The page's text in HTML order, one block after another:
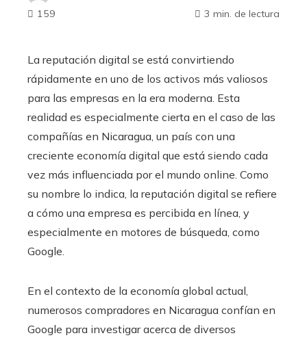
159
3 min. de lectura
La reputación digital se está convirtiendo
rápidamente en uno de los activos más valiosos
para las empresas en la era moderna. Esta
realidad es especialmente cierta en el caso de las
compañías en Nicaragua, un país con una
creciente economía digital que está siendo cada
vez más influenciada por el mundo online. Como
su nombre lo indica, la reputación digital se refiere
a cómo una empresa es percibida en línea, y
especialmente en motores de búsqueda, como
Google.
En el contexto de la economía global actual,
numerosos compradores en Nicaragua confían en
Google para investigar acerca de diversos